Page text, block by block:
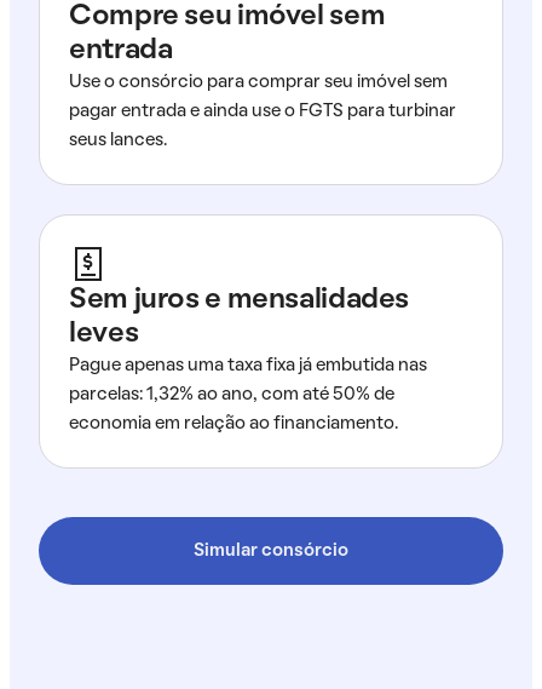
Compre seu imóvel sem
entrada
Use o consórcio para comprar seu imóvel sem
pagar entrada e ainda use o FGTS para turbinar
seus lances.
Sem juros e mensalidades
leves
Pague apenas uma taxa fixa já embutida nas
parcelas: 1,32% ao ano, com até 50% de
economia em relação ao financiamento.
Simular consórcio